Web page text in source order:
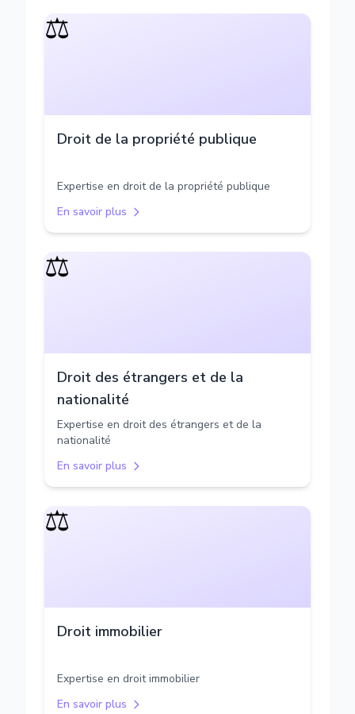
⚖️
Droit de la propriété publique
Expertise en droit de la propriété publique
En savoir plus
⚖️
Droit des étrangers et de la
nationalité
Expertise en droit des étrangers et de la
nationalité
En savoir plus
⚖️
Droit immobilier
Expertise en droit immobilier
En savoir plus